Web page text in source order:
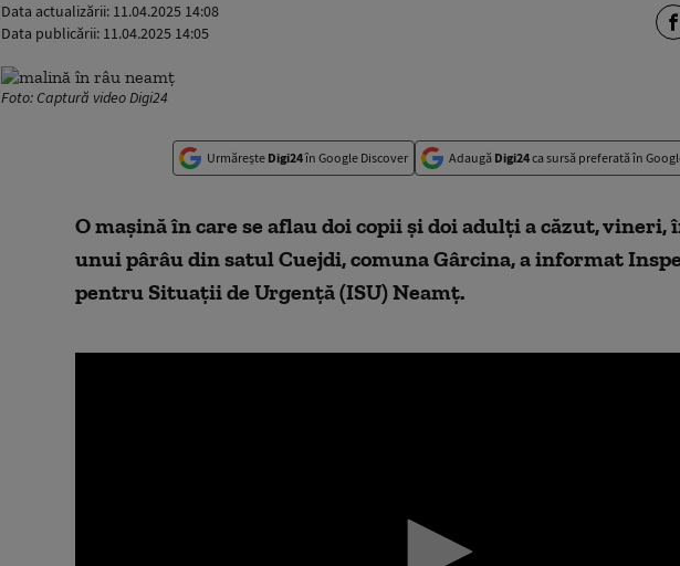
Data actualizării: 11.04.2025 14:08
Data publicării: 11.04.2025 14:05
Foto: Captură video Digi24
Urmărește Digi24în Google Discover Adaugă Digi24ca sursă preferată în
O mașină în care se aflau doi copii și doi adulți a căzut, vineri,
unui pârâu din satul Cuejdi, comuna Gârcina, a informat
pentru Situații de Urgență (ISU) Neamț.